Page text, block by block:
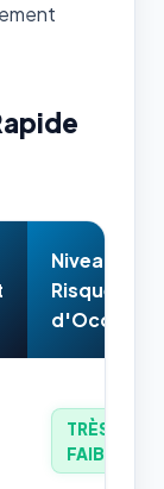
Niveau de
Risque
d'Occasion
TRÈS
FAIBLE